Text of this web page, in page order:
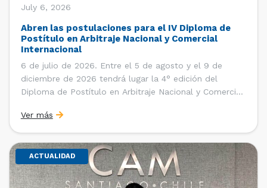
July 6, 2026
Abren las postulaciones para el IV Diploma de
Postítulo en Arbitraje Nacional y Comercial
Internacional
6 de julio de 2026. Entre el 5 de agosto y el 9 de
diciembre de 2026 tendrá lugar la 4° edición del
Diploma de Postítulo en Arbitraje Nacional y Comercial
Derecho Internacional de la Facultad de Derecho de la
Universidad de Chile y […]
Ver más
ACTUALIDAD